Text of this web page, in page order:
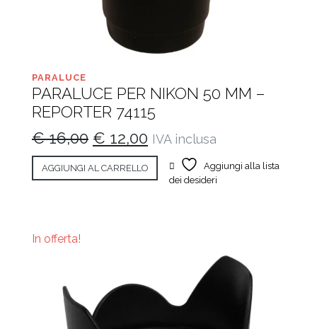
PARALUCE
PARALUCE PER NIKON 50 MM –
REPORTER 74115
€16,00 Il
prezzo
originale
€ 12,00 Il
prezzo
attuale
IVA inclusa
AGGIUNGI AL CARRELLO
Aggiungi alla lista
dei desideri
In offerta!